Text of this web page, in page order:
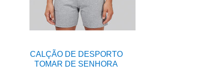
CALÇÃO DE DESPORTO
TOMAR DE SENHORA